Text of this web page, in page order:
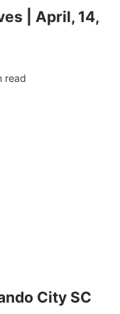
| April, 14,
read
City SC